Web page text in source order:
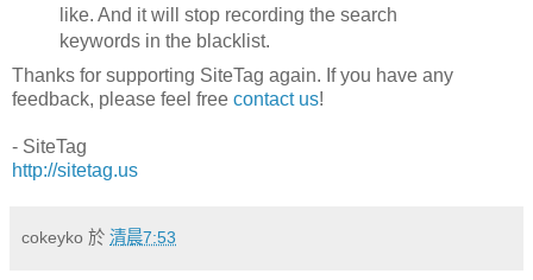
like. And it will stop recording the search
keywords in the blacklist.
Thanks for supporting SiteTag again. If you have any
feedback, please feel free contact us!
- SiteTag
http://sitetag.us
cokeyko 於 清晨7:53